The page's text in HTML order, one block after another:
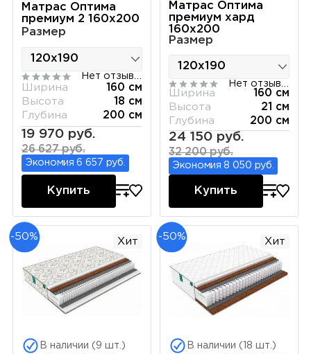
Матрас Оптима
премиум 2 160х200
Размер
Ширина
160 см
Высота
18 см
Глубина
200 см
19 970 руб.
26 627 руб.
Экономия 6 657 руб.
Купить
Матрас Оптима
премиум хард
160х200
Размер
Ширина
160 см
Высота
21 см
Глубина
200 см
24 150 руб.
32 200 руб.
Экономия 8 050 руб.
Купить
-50% Хит
В наличии (9 шт.)
-50% Хит
В наличии (18 шт.)